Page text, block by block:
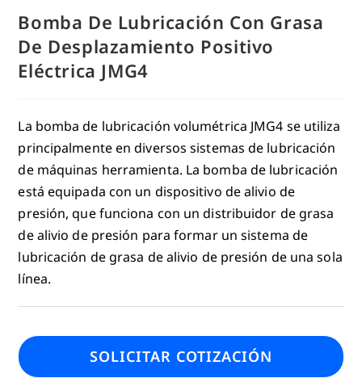
Bomba De Lubricación Con Grasa
De Desplazamiento Positivo
Eléctrica JMG4
La bomba de lubricación volumétrica JMG4 se utiliza
principalmente en diversos sistemas de lubricación
de máquinas herramienta. La bomba de lubricación
está equipada con un dispositivo de alivio de
presión, que funciona con un distribuidor de grasa
de alivio de presión para formar un sistema de
lubricación de grasa de alivio de presión de una sola
línea.
SOLICITAR COTIZACIÓN